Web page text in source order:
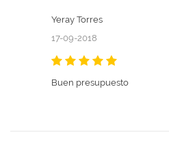
Yeray Torres
17-09-2018
Buen presupuesto